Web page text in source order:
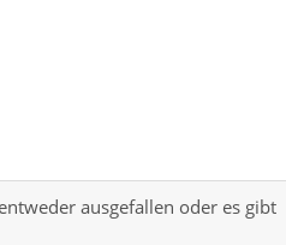
ausgefallen oder es gibt